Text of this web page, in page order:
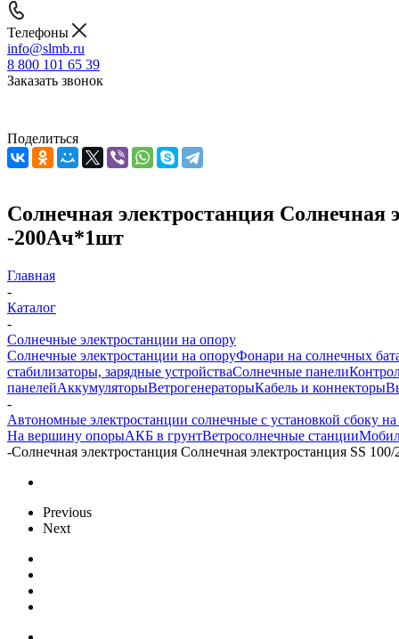
Телефоны
info@slmb.ru
8 800 101 65 39
Заказать звонок
Поделиться
Солнечная электростанция Солнечная
-200Aч*1шт
Главная
-
Каталог
-
Солнечные электростанции на опору
Солнечные электростанции на опоруФонари на солнечных
стабилизаторы, зарядные устройстваСолнечные панели
панелейАккумуляторыВетрогенераторыКабель и коннекторы
-
Автономные электростанции солнечные с установкой сбоку
На вершину опорыАКБ в грунтВетросолнечные станции
-Солнечная электростанция Солнечная электростанция SS
Previous
Next